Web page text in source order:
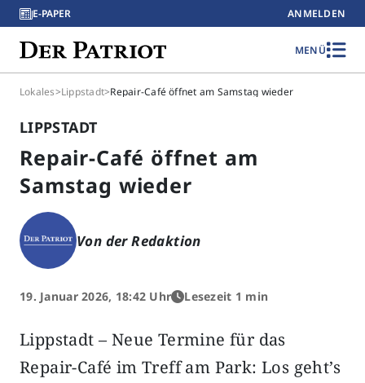
E-PAPER ANMELDEN
MENÜ
Lokales>Lippstadt>Repair-Café öffnet am Samstag wieder
LIPPSTADT
Repair-Café öffnet am
Samstag wieder
Von der Redaktion
19. Januar 2026, 18:42 Uhr Lesezeit 1 min
Lippstadt – Neue Termine für das
Repair-Café im Treff am Park: Los geht’s